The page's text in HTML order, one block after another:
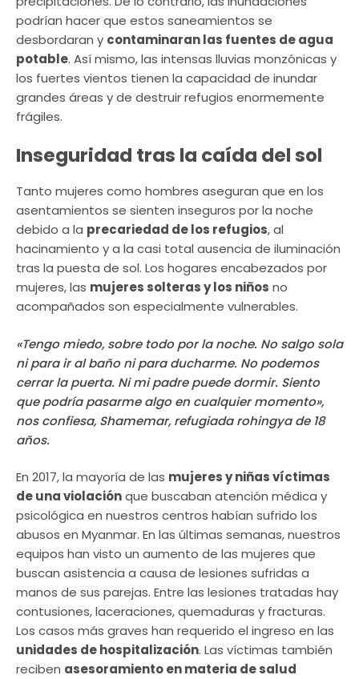
podrían hacer que estos saneamientos se
desbordaran y contaminaran las fuentes de agua
potable. Así mismo, las intensas lluvias monzónicas y
los fuertes vientos tienen la capacidad de inundar
grandes áreas y de destruir refugios enormemente
frágiles.
Inseguridad tras la caída del sol
Tanto mujeres como hombres aseguran que en los
asentamientos se sienten inseguros por la noche
debido a la precariedad de los refugios, al
hacinamiento y a la casi total ausencia de iluminación
tras la puesta de sol. Los hogares encabezados por
mujeres, las mujeres solteras y los niños no
acompañados son especialmente vulnerables.
«Tengo miedo, sobre todo por la noche. No salgo sola
ni para ir al baño ni para ducharme. No podemos
cerrar la puerta. Ni mi padre puede dormir. Siento
que podría pasarme algo en cualquier momento»,
nos confiesa, Shamemar, refugiada rohingya de 18
años.
En 2017, la mayoría de las mujeres y niñas víctimas
de una violaciónque buscaban atención médica y
psicológica en nuestros centros habían sufrido los
abusos en Myanmar. En las últimas semanas, nuestros
equipos han visto un aumento de las mujeres que
buscan asistencia a causa de lesiones sufridas a
manos de sus parejas. Entre las lesiones tratadas hay
contusiones, laceraciones, quemaduras y fracturas.
Los casos más graves han requerido el ingreso en las
unidades de hospitalización. Las víctimas también
reciben asesoramiento en materia de salud